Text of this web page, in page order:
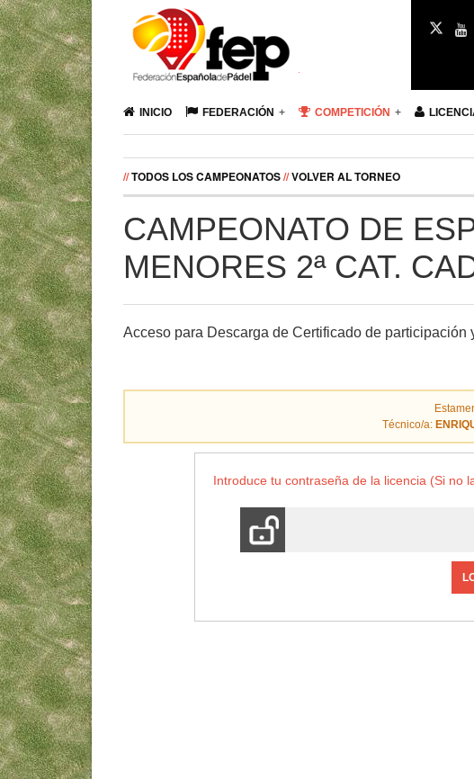
INICIO FEDERACIÓN COMPETICIÓN
//TODOS LOS CAMPEONATOS//VOLVER AL TORNEO
CAMPEONATO DE
MENORES 2ª CAT.
Acceso para Descarga de Certificado de participación
Técnico/a:
Introduce tu contraseña de la licencia (Si no